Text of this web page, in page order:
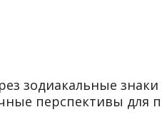
зодиакальные
перспективы для